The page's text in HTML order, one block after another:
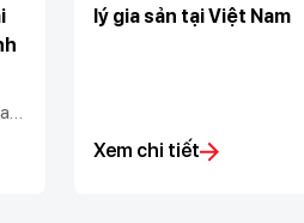
lý gia sản tại Việt Nam
Xem chi tiết